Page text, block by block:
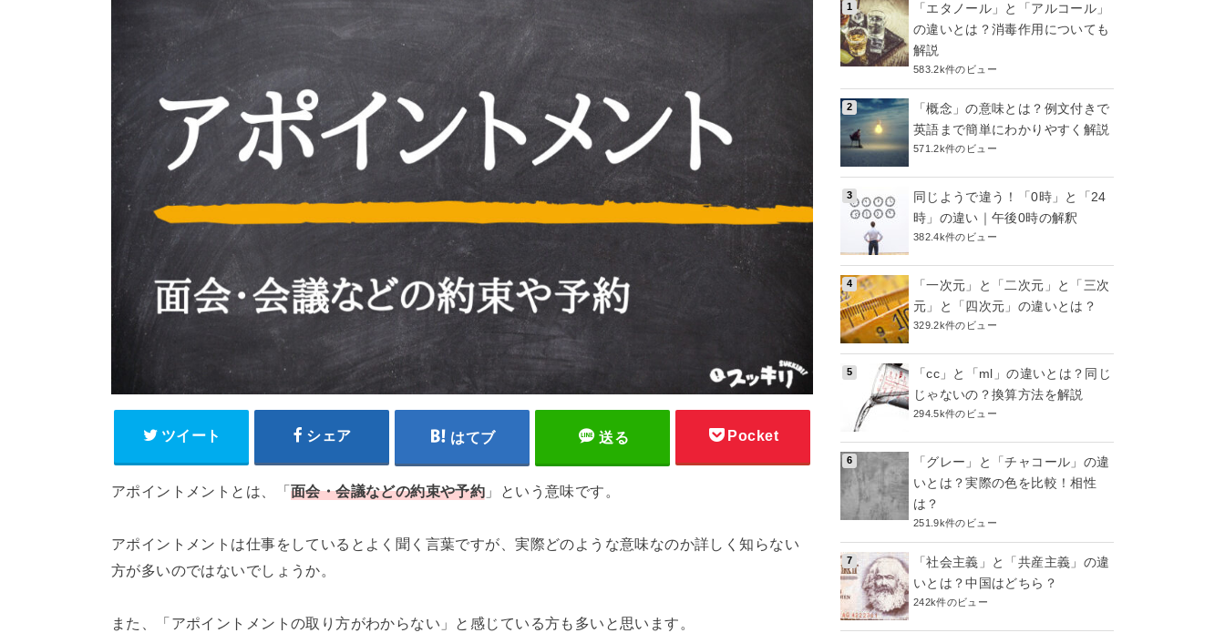
ツイート シェア はてブ 送る Pocket
アポイントメントとは、「 面会・会議などの約束や予約 」という意味です。
アポイントメントは仕事をしているとよく聞く言葉ですが、実際どのような意味なのか詳しく知らない
方が多いのではないでしょうか。
また、「アポイントメントの取り方がわからない」と感じている方も多いと思います。
「エタノール」と「アルコール」
の違いとは？消毒作用についても
解説
583.2k件のビュー
「概念」の意味とは？例文付きで
英語まで簡単にわかりやすく解説
571.2k件のビュー
同じようで違う！「0時」と「24
時」の違い｜午後0時の解釈
382.4k件のビュー
「一次元」と「二次元」と「三次
元」と「四次元」の違いとは？
329.2k件のビュー
「cc」と「ml」の違いとは？同じ
じゃないの？換算方法を解説
294.5k件のビュー
「グレー」と「チャコール」の違
いとは？実際の色を比較！相性
は？
251.9k件のビュー
「社会主義」と「共産主義」の違
いとは？中国はどちら？
242k件のビュー